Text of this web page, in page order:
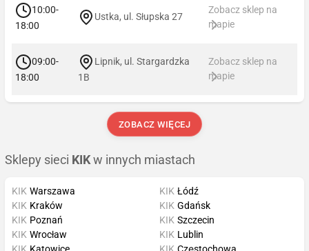
10:00-
18:00
Ustka, ul. Słupska 27
Zobacz sklep na
mapie
09:00-
18:00
Lipnik, ul. Stargardzka
1B
Zobacz sklep na
mapie
ZOBACZ WIĘCEJ
Sklepy sieci KIK w innych miastach
KIK Warszawa
KIK Kraków
KIK Poznań
KIK Wrocław
KIK Łódź
KIK Gdańsk
KIK Szczecin
KIK Lublin
KIK Katowice
KIK Częstochowa